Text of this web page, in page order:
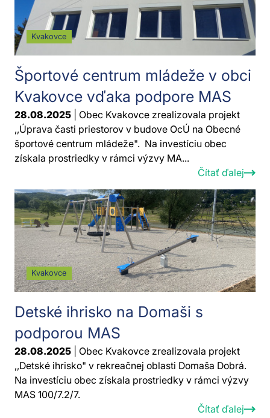
Kvakovce
Športové centrum mládeže v obci
Kvakovce vďaka podpore MAS
28.08.2025 | Obec Kvakovce zrealizovala projekt
,,Úprava časti priestorov v budove OcÚ na Obecné
športové centrum mládeže". Na investíciu obec
získala prostriedky v rámci výzvy MA...
Čítať ďalej
Kvakovce
Detské ihrisko na Domaši s
podporou MAS
28.08.2025 | Obec Kvakovce zrealizovala projekt
,,Detské ihrisko" v rekreačnej oblasti Domaša Dobrá.
Na investíciu obec získala prostriedky v rámci výzvy
MAS 100/7.2/7.
Čítať ďalej